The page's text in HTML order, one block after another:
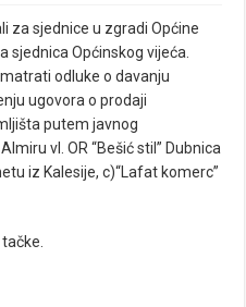
za sjednice u zgradi Općine
sjednica Općinskog vijeća.
odluke o davanju
ugovora o prodaji
putem javnog
vl. OR “Bešić stil” Dubnica
iz Kalesije, c)“Lafat komerc”